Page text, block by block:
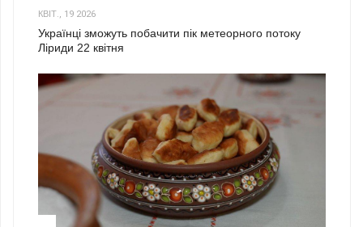
КВІТ., 19 2026
Українці зможуть побачити пік метеорного потоку
Ліриди 22 квітня